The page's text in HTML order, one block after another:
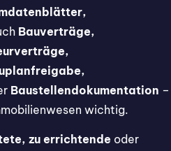
Bauverträge,
Baustellendokumentation –
wichtig.
zu errichtende oder